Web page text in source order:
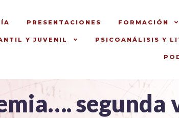
PRESENTACIONES FORMACIÓN
Y JUVENIL PSICOANÁLISIS Y
segunda